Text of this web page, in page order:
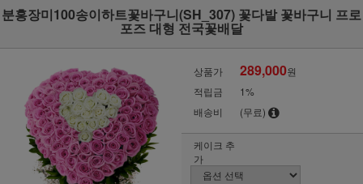
분홍장미100송이하트꽃바구니(SH_307) 꽃다발 꽃바구니 프로
포즈 대형 전국꽃배달
상품가 289,000원
적립금
1%
배송비
(무료)
케이크 추
가